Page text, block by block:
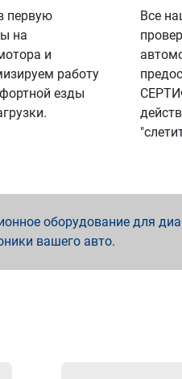
первую
на
и
работу
езды
Все
оборудование для
вашего авто.